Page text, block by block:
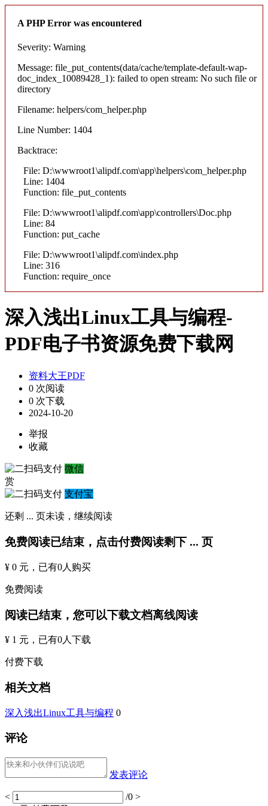
A PHP Error was encountered
Severity: Warning
Message: file_put_contents(data/cache/template-default-wap-
doc_index_10089428_1): failed to open stream: No such file or
directory
Filename: helpers/com_helper.php
Line Number: 1404
Backtrace:
File: D:\wwwroot1\alipdf.com\app\helpers\com_helper.php
Line: 1404
Function: file_put_contents
File: D:\wwwroot1\alipdf.com\app\controllers\Doc.php
Line: 84
Function: put_cache
File: D:\wwwroot1\alipdf.com\index.php
Line: 316
Function: require_once
深入浅出Linux工具与编程-
PDF电子书资源免费下载网
资料大王PDF
0 次阅读
0 次下载
2024-10-20
举报
收藏
微信
赏
支付宝
还剩 ... 页未读， 继续阅读
免费阅读已结束，点击付费阅读剩下 ... 页
¥ 0 元 ，已有0人购买
免费阅读
阅读已结束，您可以下载文档离线阅读
¥ 1 元 ，已有0人下载
付费下载
相关文档
深入浅出Linux工具与编程 0
评论
发表评论
< /0 >